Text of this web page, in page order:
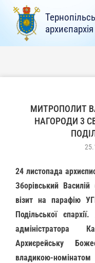
МИТРОПОЛИТ
НАГОРОДИ 3
24 листопада
Зборівський
візит на парафію
Подільської
адміністратора
Архиєрейську
владикою-